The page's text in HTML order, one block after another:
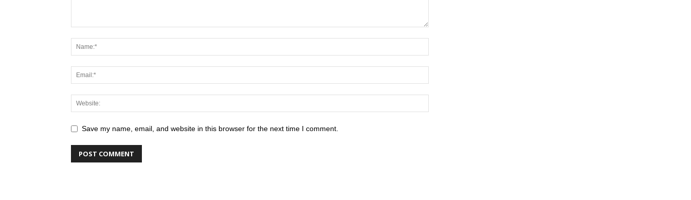
Save my name, email, and website in this browser for the next time I comment.